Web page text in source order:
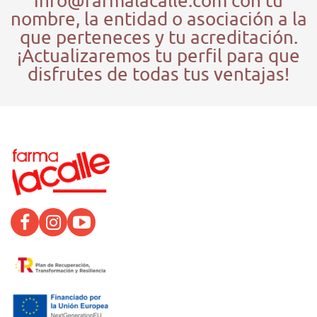
rojeces, picor, escozor o tirantez.
REPARA* la piel del rostro, cuerpo, párbados y
zonas externas de toda la familia a partir de 24¹
horas.
LIMPIA la piel irritada, fragilizada y dañada.
nombre, la entidad o asociación a la
que perteneces y tu acreditación.
¡Actualizaremos tu perfil para que
disfrutes de todas tus ventajas!